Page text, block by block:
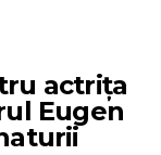
actrița
Eugen